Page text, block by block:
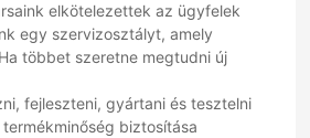
elkötelezettek az ügyfelek
egy szervizosztályt, amely
többet szeretne megtudni új
fejleszteni, gyártani és tesztelni
biztosítása